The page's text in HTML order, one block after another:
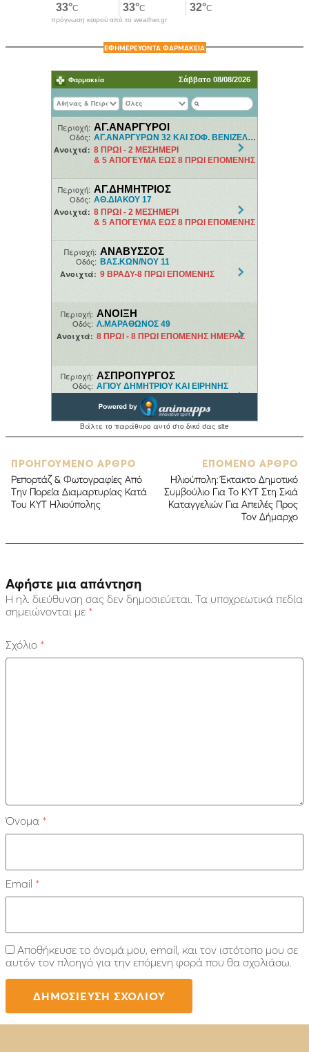
πρόγνωση καιρού από το weather.gr
ΕΦΗΜΕΡΕΥΟΝΤΑ ΦΑΡΜΑΚΕΙΑ
ΠΡΟΗΓΟΥΜΕΝΟ ΑΡΘΡΟ
Ρεπορτάζ & Φωτογραφίες Από
Την Πορεία Διαμαρτυρίας Κατά
Του ΚΥΤ Ηλιούπολης
ΕΠΟΜΕΝΟ ΑΡΘΡΟ
Ηλιούπολη: Έκτακτο Δημοτικό
Συμβούλιο Για Το ΚΥΤ Στη Σκιά
Καταγγελιών Για Aπειλές Προς
Τον Δήμαρχο
Αφήστε μια απάντηση
Η ηλ. διεύθυνση σας δεν δημοσιεύεται. Τα υποχρεωτικά πεδία
σημειώνονται με *
Σχόλιο *
Όνομα *
Email *
Αποθήκευσε το όνομά μου, email, και τον ιστότοπο μου σε
αυτόν τον πλοηγό για την επόμενη φορά που θα σχολιάσω.